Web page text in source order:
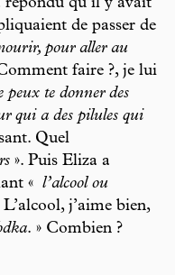
répondu qu’il y avait
de passer de
pour aller au
faire ?, je lui
peux te donner des
qui a des pilules qui
Quel
». Puis Eliza a
« l’alcool ou
j’aime bien,
. » Combien ?